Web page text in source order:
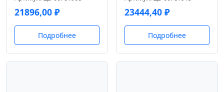
21896,00 ₽
Подробнее
23444,40 ₽
Подробнее